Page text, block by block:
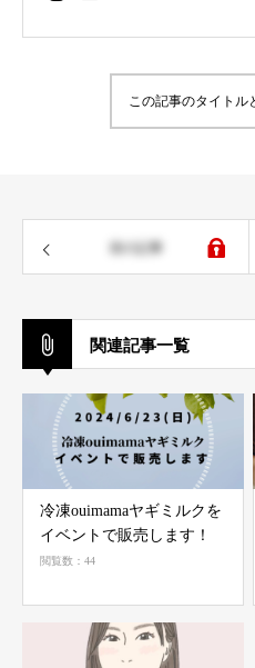
この記事のタイトル
関連記事一覧
冷凍ouimamaヤギミルクを
イベントで販売します！
閲覧数：44